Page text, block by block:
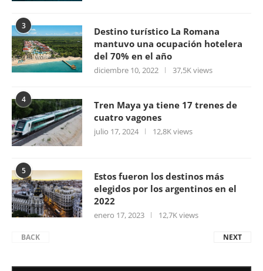
3
Destino turístico La Romana
mantuvo una ocupación hotelera
del 70% en el año
diciembre 10, 2022 37,5K views
4
Tren Maya ya tiene 17 trenes de
cuatro vagones
julio 17, 2024 12,8K views
5
Estos fueron los destinos más
elegidos por los argentinos en el
2022
enero 17, 2023 12,7K views
BACK NEXT